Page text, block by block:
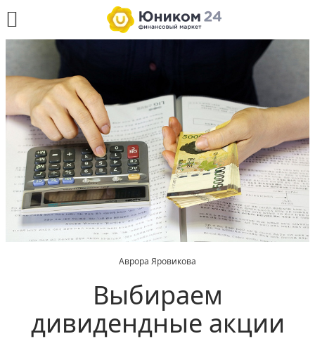
Аврора Яровикова
Выбираем
дивидендные акции